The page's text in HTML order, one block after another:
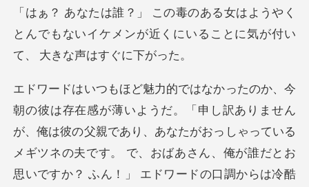
ようやく
とんでもないイケメンが近くにいるこ
」 エドワードの口調からは冷酷